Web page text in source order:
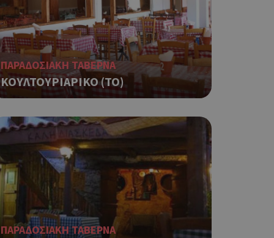
ΠΑΡΑΔΟΣΙΑΚΗ ΤΑΒΕΡΝΑ
ΚΟΥΛΤΟΥΡΙΑΡΙΚΟ (ΤΟ)
ΠΑΡΑΔΟΣΙΑΚΗ ΤΑΒΕΡΝΑ
λογαριασμού. Ο
Google
που
για ένα
μεταβλητών
είναι
ο
ένα καλό
σελίδων.